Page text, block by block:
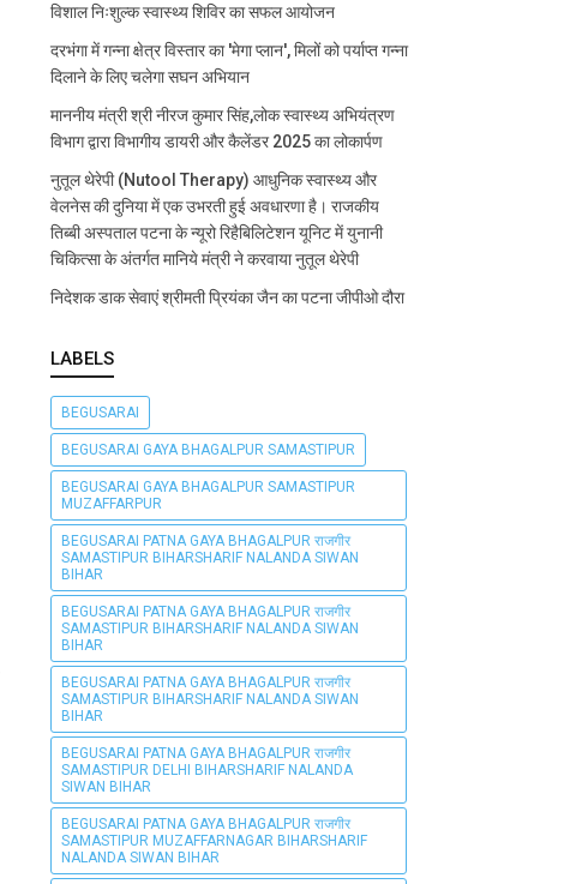
विशाल निःशुल्क स्वास्थ्य शिविर का सफल आयोजन
दरभंगा में गन्ना क्षेत्र विस्तार का 'मेगा प्लान', मिलों को पर्याप्त गन्ना
दिलाने के लिए चलेगा सघन अभियान
माननीय मंत्री श्री नीरज कुमार सिंह,लोक स्वास्थ्य अभियंत्रण
विभाग द्वारा विभागीय डायरी और कैलेंडर 2025 का लोकार्पण
नुतूल थेरेपी (Nutool Therapy) आधुनिक स्वास्थ्य और
वेलनेस की दुनिया में एक उभरती हुई अवधारणा है। राजकीय
तिब्बी अस्पताल पटना के न्यूरो रिहैबिलिटेशन यूनिट में युनानी
चिकित्सा के अंतर्गत मानिये मंत्री ने करवाया नुतूल थेरेपी
निदेशक डाक सेवाएं श्रीमती प्रियंका जैन का पटना जीपीओ दौरा
LABELS
BEGUSARAI
BEGUSARAI GAYA BHAGALPUR SAMASTIPUR
BEGUSARAI GAYA BHAGALPUR SAMASTIPUR
MUZAFFARPUR
BEGUSARAI PATNA GAYA BHAGALPUR राजगीर
SAMASTIPUR BIHARSHARIF NALANDA SIWAN
BIHAR
BEGUSARAI PATNA GAYA BHAGALPUR राजगीर
SAMASTIPUR BIHARSHARIF NALANDA SIWAN
BIHAR
BEGUSARAI PATNA GAYA BHAGALPUR राजगीर
SAMASTIPUR BIHARSHARIF NALANDA SIWAN
BIHAR
BEGUSARAI PATNA GAYA BHAGALPUR राजगीर
SAMASTIPUR DELHI BIHARSHARIF NALANDA
SIWAN BIHAR
BEGUSARAI PATNA GAYA BHAGALPUR राजगीर
SAMASTIPUR MUZAFFARNAGAR BIHARSHARIF
NALANDA SIWAN BIHAR